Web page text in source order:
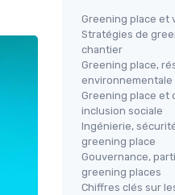
Greening place et
Stratégies de
chantier
Greening place,
environnementale
Greening place et
inclusion sociale
Ingénierie,
greening place
Gouvernance,
greening places
Chiffres clés sur